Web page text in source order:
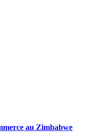
au Zimbabwe